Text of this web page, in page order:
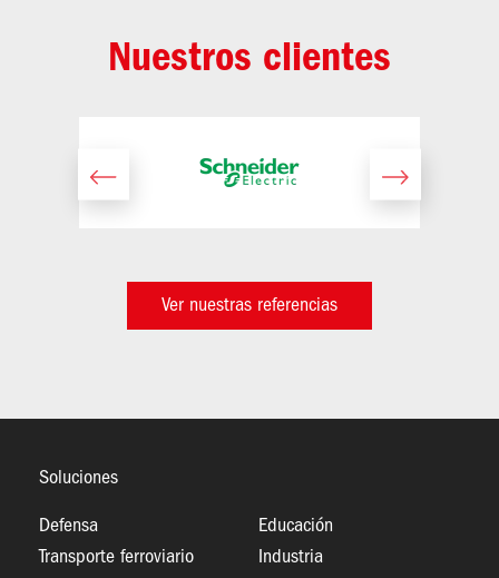
Nuestros clientes
Ver nuestras referencias
Soluciones
Defensa
Transporte ferroviario
Educación
Industria